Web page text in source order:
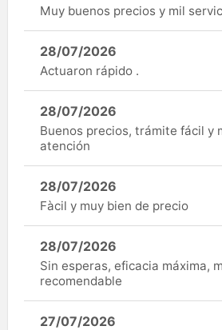
Muy buenos precios y mil
28/07/2026
Actuaron rápido .
28/07/2026
Buenos precios, trámite fácil y
atención
28/07/2026
Fàcil y muy bien de precio
28/07/2026
Sin esperas, eficacia máxima,
recomendable
27/07/2026